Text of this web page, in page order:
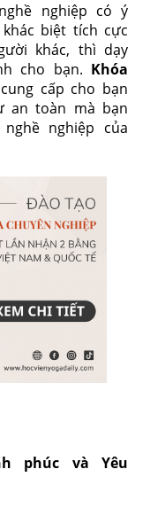
nghiệp có ý
biệt tích cực
khác, thì dạy
cho bạn. Khóa
cấp cho bạn
an toàn mà bạn
nghiệp của
phúc và Yêu